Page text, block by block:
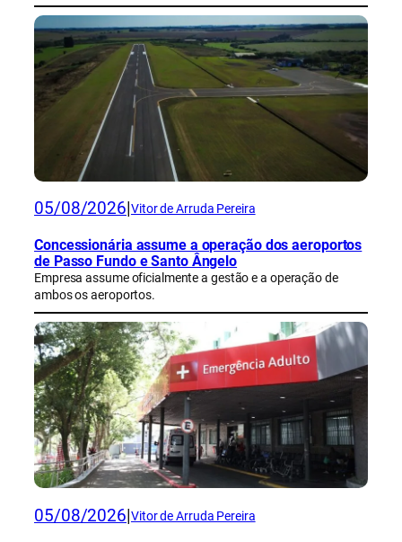
05/08/2026 Vitor de Arruda Pereira
Concessionária assume a operação dos aeroportos
de Passo Fundo e Santo Ângelo
Empresa assume oficialmente a gestão e a operação de
ambos os aeroportos.
05/08/2026 Vitor de Arruda Pereira